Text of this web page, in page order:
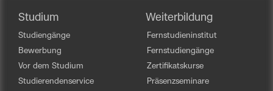
Studium
Studiengänge
Bewerbung
Vor dem Studium
Studierendenservice
Weiterbildung
Fernstudieninstitut
Fernstudiengänge
Zertifikatskurse
Präsenzseminare